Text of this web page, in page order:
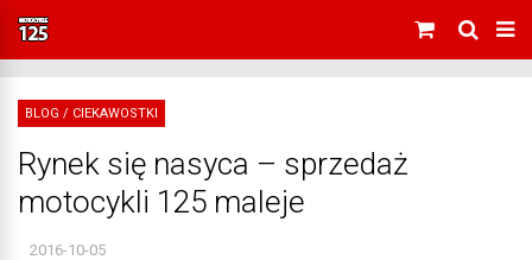
BLOG / CIEKAWOSTKI
Rynek się nasyca – sprzedaż
motocykli 125 maleje
2016-10-05